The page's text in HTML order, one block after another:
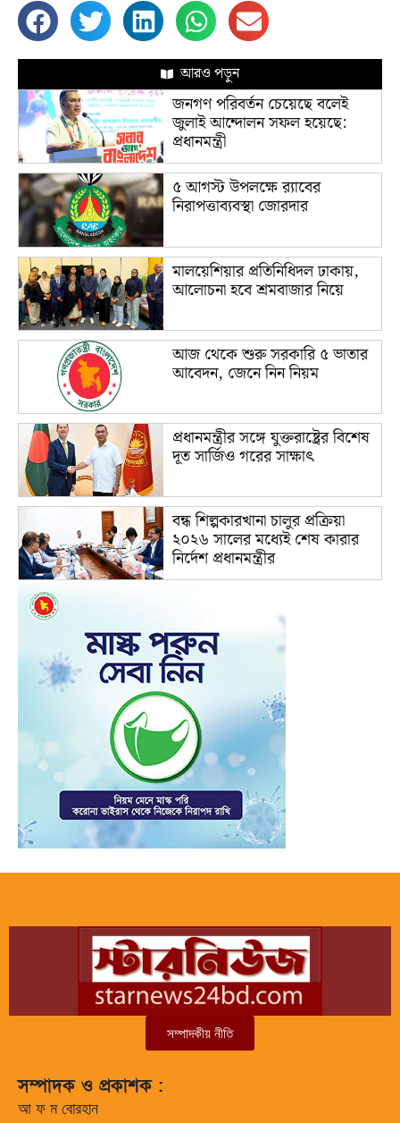
আরও পড়ুন
জনগণ পরিবর্তন চেয়েছে বলেই
জুলাই আন্দোলন সফল হয়েছে:
প্রধানমন্ত্রী
৫ আগস্ট উপলক্ষে র‌্যাবের
নিরাপত্তাব্যবস্থা জোরদার
মালয়েশিয়ার প্রতিনিধিদল ঢাকায়,
আলোচনা হবে শ্রমবাজার নিয়ে
আজ থেকে শুরু সরকারি ৫ ভাতার
আবেদন, জেনে নিন নিয়ম
প্রধানমন্ত্রীর সঙ্গে যুক্তরাষ্ট্রের বিশেষ
দূত সার্জিও গরের সাক্ষাৎ
বন্ধ শিল্পকারখানা চালুর প্রক্রিয়া
২০২৬ সালের মধ্যেই শেষ কারার
নির্দেশ প্রধানমন্ত্রীর
সম্পাদকীয় নীতি
সম্পাদক ও প্রকাশক :
আ ফ ম বোরহান